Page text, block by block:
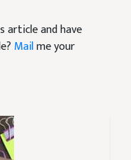
article and have
Mailme your